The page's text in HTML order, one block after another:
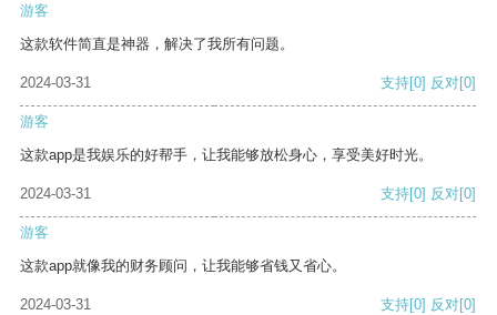
游客
这款软件简直是神器，解决了我所有问题。
2024-03-31 支持[0] 反对[0]
游客
这款app是我娱乐的好帮手，让我能够放松身心，享受美好时光。
2024-03-31 支持[0] 反对[0]
游客
这款app就像我的财务顾问，让我能够省钱又省心。
2024-03-31 支持[0] 反对[0]